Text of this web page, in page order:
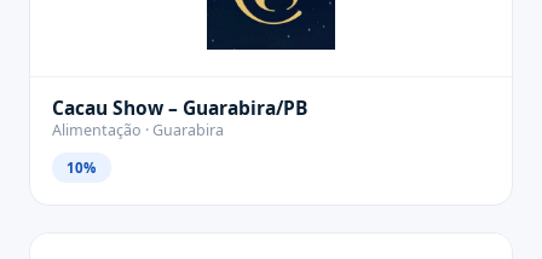
Cacau Show – Guarabira/PB
Alimentação · Guarabira
10%